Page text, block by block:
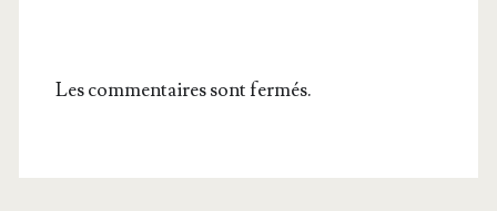
Les commentaires sont fermés.